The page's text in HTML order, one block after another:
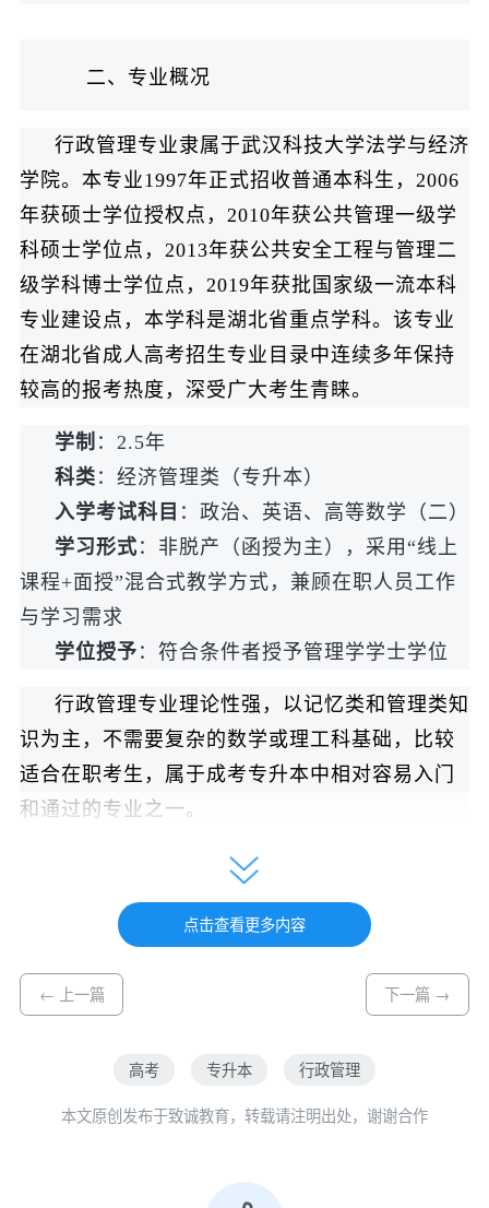
二、专业概况
行政管理专业隶属于武汉科技大学法学与经济
学院。本专业1997年正式招收普通本科生，2006
年获硕士学位授权点，2010年获公共管理一级学
科硕士学位点，2013年获公共安全工程与管理二
级学科博士学位点，2019年获批国家级一流本科
专业建设点，本学科是湖北省重点学科。该专业
在湖北省成人高考招生专业目录中连续多年保持
较高的报考热度，深受广大考生青睐。
学制 ：2.5年
科类 ：经济管理类（专升本）
入学考试科目 ：政治、英语、高等数学（二）
学习形式 ：非脱产（函授为主），采用“线上
课程+面授”混合式教学方式，兼顾在职人员工作
与学习需求
学位授予 ：符合条件者授予管理学学士学位
行政管理专业理论性强，以记忆类和管理类知
识为主，不需要复杂的数学或理工科基础，比较
适合在职考生，属于成考专升本中相对容易入门
和通过的专业之一。
三、培养目标
本专业培养具有一定马克思主义理论素养和现
代公共精神，掌握行政管理领域的基础理论知识
团体从事管理工作以及科研工作的复合型人才。
成人教育专升本层次聚焦于提升在职人员的公
工作经验与系统的行政管理理论知识相融合。
点击查看更多内容
← 上一篇 下一篇 →
高考 专升本 行政管理
本文原创发布于致诚教育，转载请注明出处，谢谢合作